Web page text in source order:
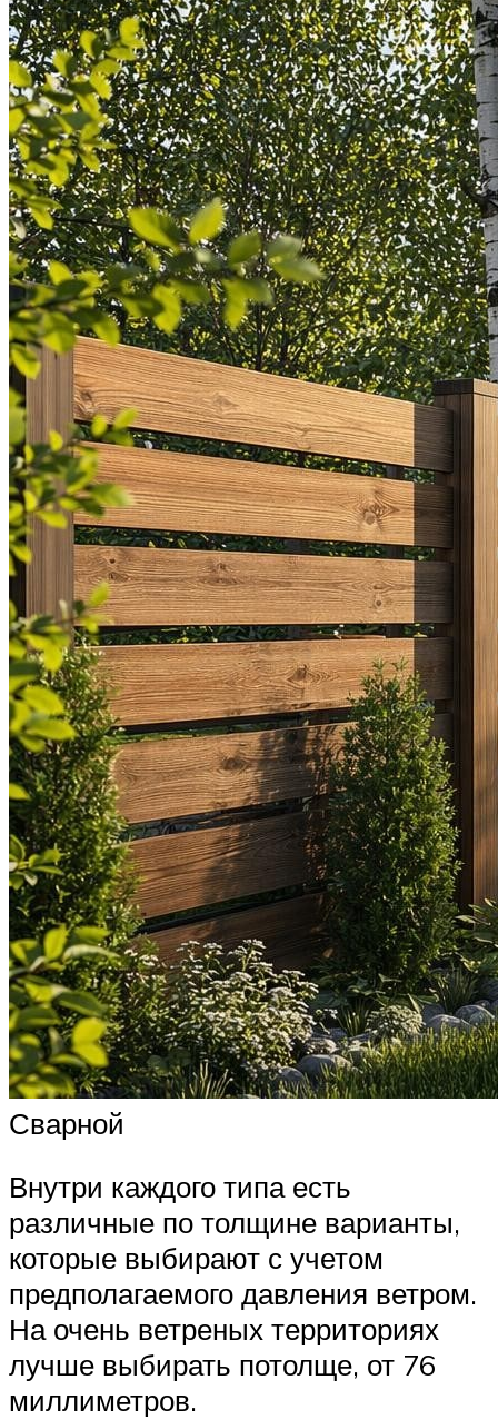
Сварной
Внутри каждого типа есть
различные по толщине варианты,
которые выбирают с учетом
предполагаемого давления ветром.
На очень ветреных территориях
лучше выбирать потолще, от 76
миллиметров.